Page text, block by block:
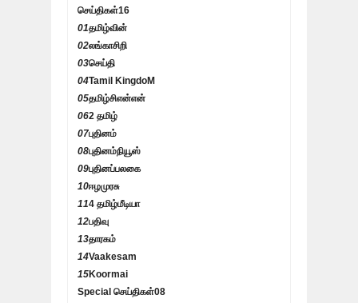
செய்திகள்16
01தமிழ்வின்
02லங்காசிறி
03செய்தி
04Tamil KingdoM
05தமிழ்சிஎன்என்
062 தமிழ்
07புதினம்
08புதினம்நியூஸ்
09புதினப்பலகை
10ஈழமுரசு
114 தமிழ்மீடியா
12பதிவு
13தாரகம்
14Vaakesam
15Koormai
Special செய்திகள்08